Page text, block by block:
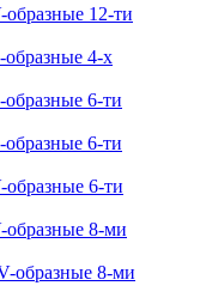
12-ти
4-х
6-ти
6-ти
6-ти
8-ми
образные 8-ми